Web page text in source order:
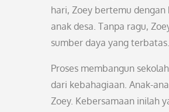
hari, Zoey bertemu
anak desa. Tanpa ragu,
sumber daya yang terbatas.
Proses membangun
dari kebahagiaan. Anak-
Zoey. Kebersamaan inilah